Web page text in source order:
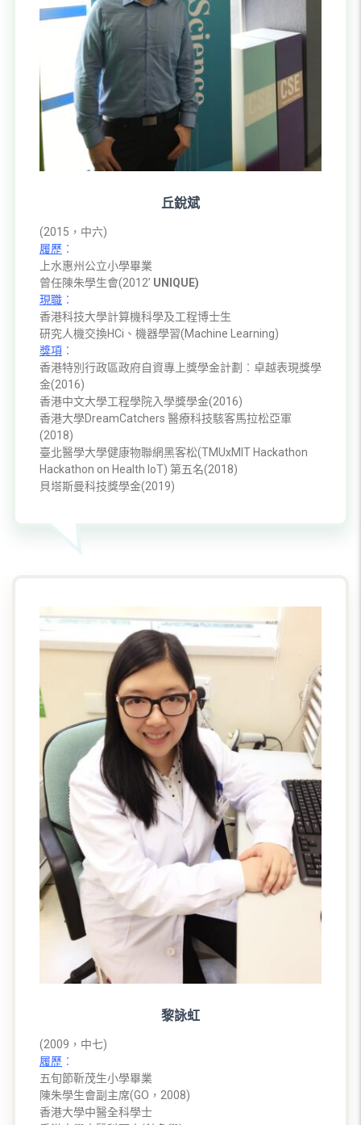
丘銳斌
(2015，中六)
履歷 ︰
上水惠州公立小學畢業
曾任陳朱學生會(2012’ UNIQUE)
現職 ︰
香港科技大學計算機科學及工程博士生
研究人機交換HCi、機器學習(Machine Learning)
獎項 ︰
香港特別行政區政府自資專上獎學金計劃︰卓越表現獎學
金(2016)
香港中文大學工程學院入學獎學金(2016)
香港大學DreamCatchers 醫療科技駭客馬拉松亞軍
(2018)
臺北醫學大學健康物聯網黑客松(TMUxMIT Hackathon
Hackathon on Health IoT) 第五名(2018)
貝塔斯曼科技獎學金(2019)
黎詠虹
(2009，中七)
履歷 ︰
五旬節靳茂生小學畢業
陳朱學生會副主席(GO，2008)
香港大學中醫全科學士